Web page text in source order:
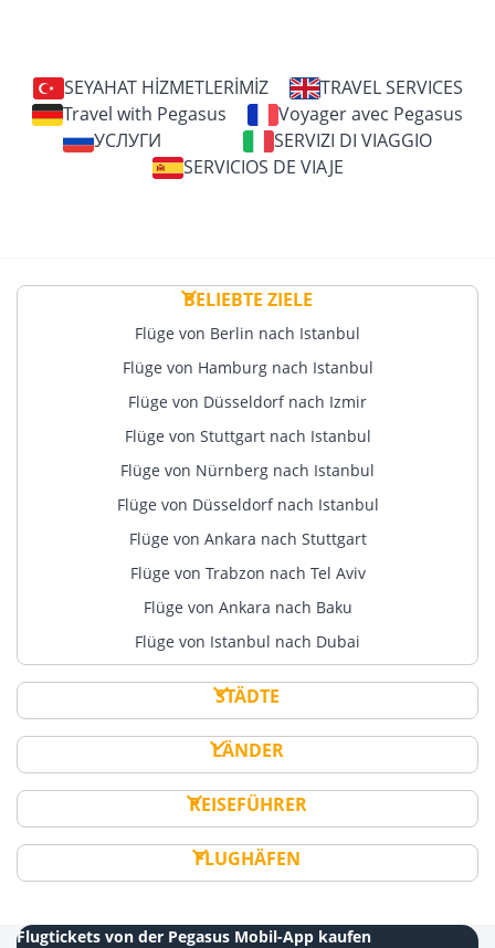
SEYAHAT HİZMETLERİMİZ
TRAVEL SERVICES
Travel with Pegasus
Voyager avec Pegasus
УСЛУГИ
SERVIZI DI VIAGGIO
SERVICIOS DE VIAJE
BELIEBTE ZIELE
Flüge von Berlin nach Istanbul
Flüge von Hamburg nach Istanbul
Flüge von Düsseldorf nach Izmir
Flüge von Stuttgart nach Istanbul
Flüge von Nürnberg nach Istanbul
Flüge von Düsseldorf nach Istanbul
Flüge von Ankara nach Stuttgart
Flüge von Trabzon nach Tel Aviv
Flüge von Ankara nach Baku
Flüge von Istanbul nach Dubai
STÄDTE
LÄNDER
REISEFÜHRER
FLUGHÄFEN
Flugtickets von der Pegasus Mobil-App kaufen